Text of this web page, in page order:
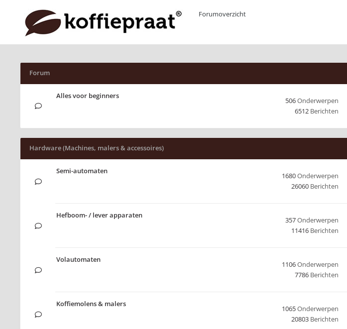
Forumoverzicht
Forum
Alles voor beginners
506Onderwerpen
6512 Berichten
Hardware (Machines, malers & accessoires)
Semi-automaten
1680Onderwerpen
26060 Berichten
Hefboom- / lever apparaten
357Onderwerpen
11416 Berichten
Volautomaten
1106Onderwerpen
7786 Berichten
Koffiemolens & malers
1065Onderwerpen
20803 Berichten